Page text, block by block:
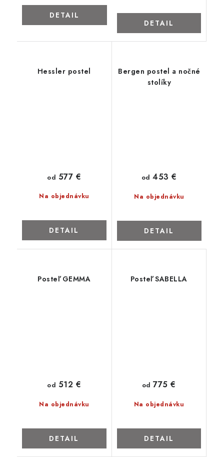
DETAIL
DETAIL
Hessler postel
Na objednávku
od 577 €
DETAIL
Bergen postel a nočné
stolíky
Na objednávku
od 453 €
DETAIL
Posteľ GEMMA
Na objednávku
od 512 €
DETAIL
Posteľ SABELLA
Na objednávku
od 775 €
DETAIL